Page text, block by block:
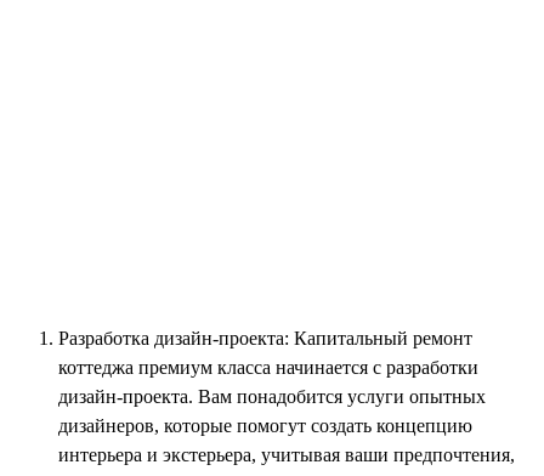
Разработка дизайн-проекта: Капитальный ремонт
коттеджа премиум класса начинается с разработки
дизайн-проекта. Вам понадобится услуги опытных
дизайнеров, которые помогут создать концепцию
интерьера и экстерьера, учитывая ваши предпочтения,